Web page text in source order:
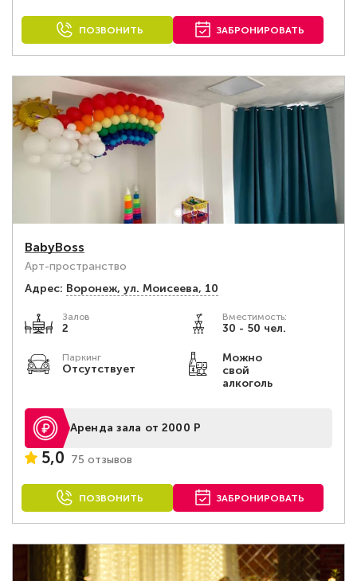
ПОЗВОНИТЬ ЗАБРОНИРОВАТЬ
BabyBoss
Арт-пространство
Адрес: Воронеж, ул. Моисеева, 10
Залов
2
Вместимость:
30 - 50 чел.
Паркинг
Отсутствует
Можно
свой
алкоголь
Аренда зала от 2000 Р
5,0 75 отзывов
ПОЗВОНИТЬ ЗАБРОНИРОВАТЬ